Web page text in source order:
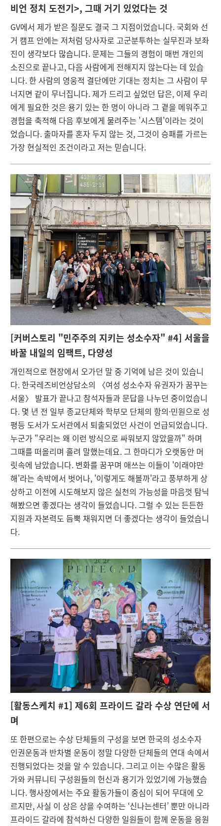
비언 정치 도전기>, 그때 거기 있었다는 것
GV에서 제가 받은 질문도 결국 그 지점이었습니다. 국회와 선
거 캠프 안에는 저처럼 당사자로 고군분투하는 실무진과 보좌
진이 생각보다 많습니다. 문제는 그들의 경험이 매번 개인의
소진으로 끝나고, 다음 사람에게 전해지지 않는다는 데 있습
니다. 한 사람의 영웅적 결단에만 기대는 정치는 그 사람이 무
너지면 같이 무너집니다. 제가 드리고 싶었던 답은, 이제 우리
에게 필요한 것은 용기 있는 한 명이 아니라 그 곁을 메워주고
경험을 축적해 다음 후보에게 물려주는 '시스템'이라는 것이
었습니다. 출마자를 혼자 두지 않는 것, 그것이 승패를 가르는
가장 현실적인 조건이라고 저는 믿습니다.
[커버스토리 "민주주의 지키는 성소수자" #4] 서울을
바꿀 내일의 임팩트, 다양성
개인적으로 현장에서 오가던 말 중 기억에 남은 것이 있습니
다. 한국레즈비언상담소의 〈여성 성소수자 유권자가 꿈꾸는
서울〉 발표가 끝나고 참석자들과 문답을 나누던 중이었습니
다. 몇 년 전 일부 종교단체와 학부모 단체의 항의·민원으로 성
평등 도서가 도서관에서 퇴출되었던 사건이 언급되었습니다.
누군가 "우리는 왜 이런 방식으로 싸워보지 않았을까" 하며
그때를 떠올리며 흘려 말했는데요. 그 한마디가 오랫동안 머
릿속에 남았습니다. 변화를 꿈꾸며 애쓰는 이들이 '이래야만
해'라는 속박에서 벗어나, '이렇게도 해볼까'라고 풍부하게 상
상하고 이전에 시도해보지 않은 실천의 가능성을 마음껏 탐닉
해봤으면 좋겠다는 생각이 들었습니다. 그럴 수 있는 든든한
지원과 자본력도 듬뿍 채워지면 더 좋겠다는 생각이 들었습니
다.
[활동스케치 #1] 제6회 프라이드 갈라 수상 연단에 서
며
또 한편으로는 수상 단체들의 구성을 보면 한국의 성소수자
인권운동과 반차별 운동이 정말 다양한 단체들의 연대 속에서
진행되었다는 것을 알 수 있습니다. 그리고 이는 수많은 활동
가와 커뮤니티 구성원들의 헌신과 용기가 있었기에 가능했습
니다. 행사장에서는 주요 활동가들이 중심이 되어 무대에 오
르지만, 사실 이 상은 상을 수여하는 ‘신나는센터’ 뿐만 아니라
프라이드 갈라에 참석하신 다양한 일원들이 함께 운동을 응원